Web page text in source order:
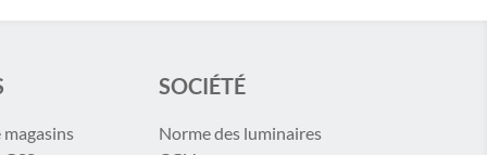
magasins
SOCIÉTÉ
Norme des luminaires